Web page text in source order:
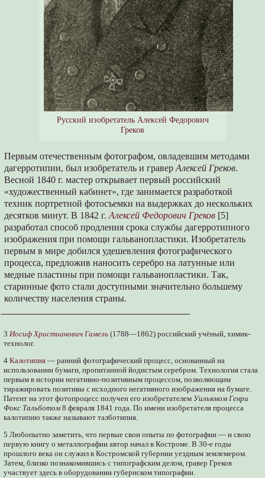
Русский изобретатель Алексей Федорович
Греков
Первым отечественным фотографом, овладевшим методами
дагерротипии, был изобретатель и граверАлексей Греков.
Весной 1840 г. мастер открывает первый российский
«художественный кабинет», где занимается разработкой
техник портретной фотосъемки на выдержках до нескольких
десятков минут. В 1842 г.Алексей Федорович Греков [5]
разработал способ продления срока службы дагерротипного
изображения при помощи гальванопластики. Изобретатель
первым в мире добился удешевления фотографического
процесса, предложив наносить серебро на латунные или
медные пластины при помощи гальванопластики. Так,
старинные фото стали доступными значительно большему
количеству населения страны.
3Иосиф Христианович Гамель (1788—1862) российский учёный, химик-
технолог.
4Калотипия — ранний фотографический процесс, основанный на
использовании бумаги, пропитанной йодистым серебром. Технология стала
первым в истории негативно-позитивным процессом, позволяющим
тиражировать позитивы с исходного негативного изображения на бумаге.
Патент на этот фотопроцесс получен его изобретателем Уильямом Генри
Фокс Тальботом 8 февраля 1841 года. По имени изобретателя процесса
калотипию также называют талботипия.
5 Любопытно заметить, что первые свои опыты по фотографии — и свою
первую книгу о металлографии автор начал в Костроме. В 30-е годы
прошлого века он служил в Костромской губернии уездным землемером.
Затем, близко познакомившись с типографским делом, гравер Греков
участвует здесь в оборудовании губернском типографии.